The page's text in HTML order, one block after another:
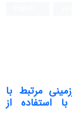
مرتبط با
استفاده از